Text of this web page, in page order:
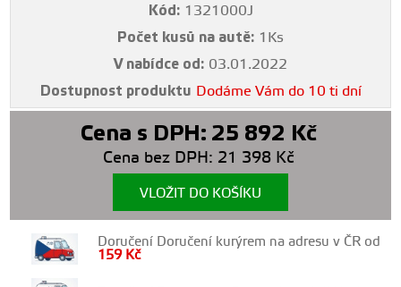
Kód: 1321000J
Počet kusů na autě: 1Ks
V nabídce od: 03.01.2022
Dostupnost produktu Dodáme Vám do 10 ti dní
Cena s DPH: 25 892 Kč
Cena bez DPH: 21 398 Kč
VLOŽIT DO KOŠÍKU
Doručení Doručení kurýrem na adresu v ČR od
159 Kč